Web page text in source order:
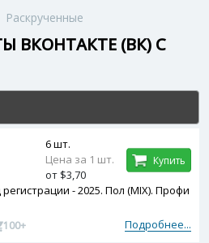
Раскрученные
ВКОНТАКТЕ (ВК) C
- 2025. Пол (MIX). Профи
Подробнее...
100+
6 шт.
Цена за 1 шт.
от $3,70
Купить